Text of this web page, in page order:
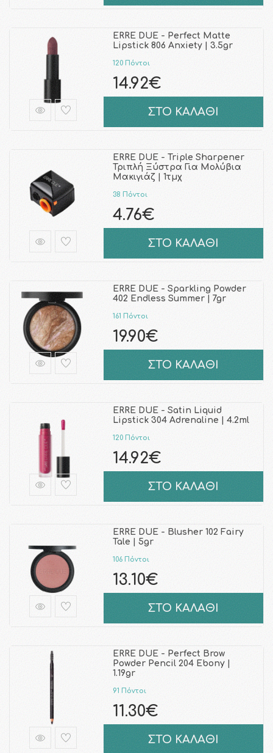
ERRE DUE - Perfect Matte
Lipstick 806 Anxiety | 3.5gr
120 Πόντοι
14.92€
ΣΤΟ ΚΑΛΑΘΙ
ERRE DUE - Triple Sharpener
Τριπλή Ξύστρα Για Μολύβια
Μακιγιάζ | 1τμχ
38 Πόντοι
4.76€
ΣΤΟ ΚΑΛΑΘΙ
ERRE DUE - Sparkling Powder
402 Endless Summer | 7gr
161 Πόντοι
19.90€
ΣΤΟ ΚΑΛΑΘΙ
ERRE DUE - Satin Liquid
Lipstick 304 Adrenaline | 4.2ml
120 Πόντοι
14.92€
ΣΤΟ ΚΑΛΑΘΙ
ERRE DUE - Blusher 102 Fairy
Tale | 5gr
106 Πόντοι
13.10€
ΣΤΟ ΚΑΛΑΘΙ
ERRE DUE - Perfect Brow
Powder Pencil 204 Ebony |
1.19gr
91 Πόντοι
11.30€
ΣΤΟ ΚΑΛΑΘΙ